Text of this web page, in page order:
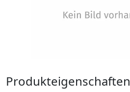
Produkteigenschaften